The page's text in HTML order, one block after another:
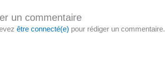
un commentaire
être connecté(e) pour rédiger un commentaire.